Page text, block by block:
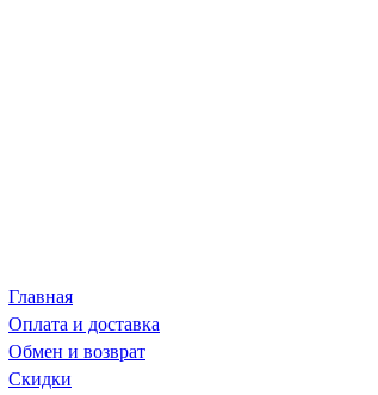
Главная
Оплата и доставка
Обмен и возврат
Скидки